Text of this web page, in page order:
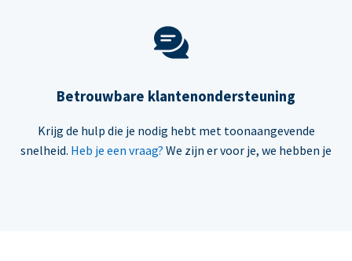
Betrouwbare klantenondersteuning
Krijg de hulp die je nodig hebt met toonaangevende
snelheid. Heb je een vraag? We zijn er voor je, we hebben je